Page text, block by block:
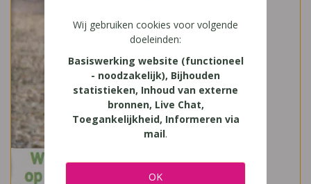
Wij gebruiken cookies voor volgende
doeleinden:
Basiswerking website (functioneel
- noodzakelijk), Bijhouden
statistieken, Inhoud van externe
bronnen, Live Chat,
Toegankelijkheid, Informeren via
mail.
OK